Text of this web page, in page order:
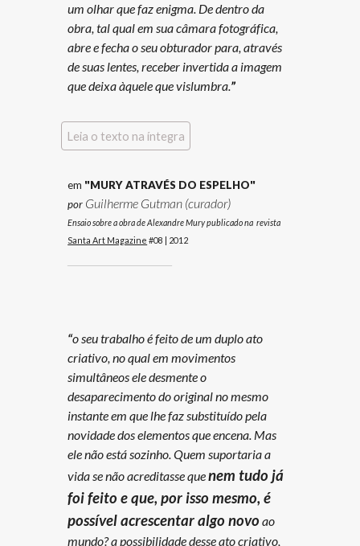
um olhar que faz enigma. De dentro da
obra, tal qual em sua câmara fotográfica,
abre e fecha o seu obturador para, através
de suas lentes, receber invertida a imagem
que deixa àquele que vislumbra.”
Leia o texto na íntegra
em "MURY ATRAVÉS DO ESPELHO"
por Guilherme Gutman (curador)
Ensaio sobre a obra de Alexandre Mury publicado na revista
Santa Art Magazine #08 | 2012
“o seu trabalho é feito de um duplo ato
criativo, no qual em movimentos
simultâneos ele desmenteo
desaparecimento do original no mesmo
instante em que lhe faz substituído pela
novidadedos elementos que encena. Mas
ele não está sozinho. Quem suportaria a
vida se não acreditasse quenem tudo já
foi feito e que, por isso mesmo, é
possível acrescentar algo novo ao
mundo? a possibilidade desse ato criativo,